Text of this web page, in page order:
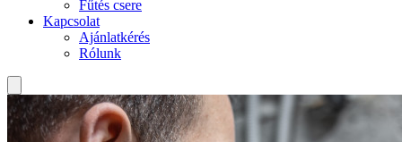
Fűtés csere
Kapcsolat
Ajánlatkérés
Rólunk